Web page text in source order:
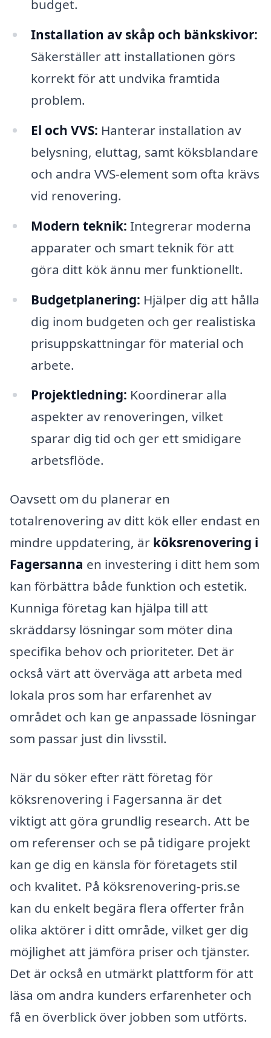
budget.
Installation av skåp och bänkskivor:
Säkerställer att installationen görs
korrekt för att undvika framtida
problem.
El och VVS: Hanterar installation av
belysning, eluttag, samt köksblandare
och andra VVS-element som ofta krävs
vid renovering.
Modern teknik: Integrerar moderna
apparater och smart teknik för att
göra ditt kök ännu mer funktionellt.
Budgetplanering: Hjälper dig att hålla
dig inom budgeten och ger realistiska
prisuppskattningar för material och
arbete.
Projektledning: Koordinerar alla
aspekter av renoveringen, vilket
sparar dig tid och ger ett smidigare
arbetsflöde.
Oavsett om du planerar en
totalrenovering av ditt kök eller endast en
mindre uppdatering, är köksrenovering i
Fagersanna en investering i ditt hem som
kan förbättra både funktion och estetik.
Kunniga företag kan hjälpa till att
skräddarsy lösningar som möter dina
specifika behov och prioriteter. Det är
också värt att överväga att arbeta med
lokala pros som har erfarenhet av
området och kan ge anpassade lösningar
som passar just din livsstil.
När du söker efter rätt företag för
köksrenovering i Fagersanna är det
viktigt att göra grundlig research. Att be
om referenser och se på tidigare projekt
kan ge dig en känsla för företagets stil
och kvalitet. På köksrenovering-pris.se
kan du enkelt begära flera offerter från
olika aktörer i ditt område, vilket ger dig
möjlighet att jämföra priser och tjänster.
Det är också en utmärkt plattform för att
läsa om andra kunders erfarenheter och
få en överblick över jobben som utförts.